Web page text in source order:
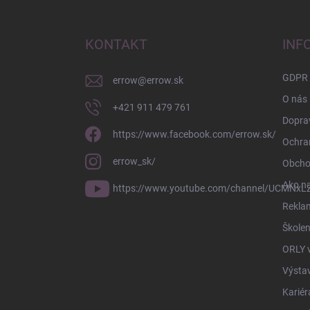
KONTAKT
errow@errow.sk
+421 911 479 761
https://www.facebook.com/errow.sk/
errow_sk/
https://www.youtube.com/channel/
GDPR
O nás
Ako
ORLY